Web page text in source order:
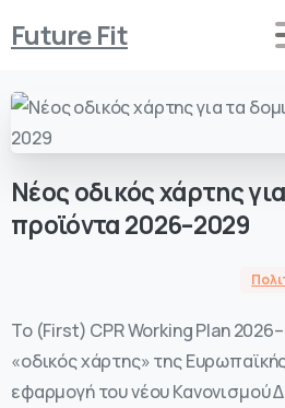
Future Fit
Νέοςοδικόςχάρτηςγια
προϊόντα2026–2029
Το (First) CPR Working Plan
«οδικός χάρτης» της
εφαρμογή του νέου Κανονισμού